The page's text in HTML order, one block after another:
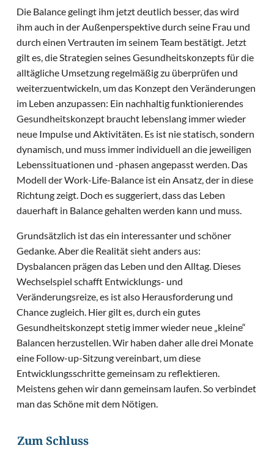
Die Balance gelingt ihm jetzt deutlich besser, das wird
ihm auch in der Außenperspektive durch seine Frau und
durch einen Vertrauten im seinem Team bestätigt. Jetzt
gilt es, die Strategien seines Gesundheitskonzepts für die
alltägliche Umsetzung regelmäßig zu überprüfen und
weiterzuentwickeln, um das Konzept den Veränderungen
im Leben anzupassen: Ein nachhaltig funktionierendes
Gesundheitskonzept braucht lebenslang immer wieder
neue Impulse und Aktivitäten. Es ist nie statisch, sondern
dynamisch, und muss immer individuell an die jeweiligen
Lebenssituationen und -phasen angepasst werden. Das
Modell der Work-Life-Balance ist ein Ansatz, der in diese
Richtung zeigt. Doch es suggeriert, dass das Leben
dauerhaft in Balance gehalten werden kann und muss.
Grundsätzlich ist das ein interessanter und schöner
Gedanke. Aber die Realität sieht anders aus:
Dysbalancen prägen das Leben und den Alltag. Dieses
Wechselspiel schafft Entwicklungs- und
Veränderungsreize, es ist also Herausforderung und
Chance zugleich. Hier gilt es, durch ein gutes
Gesundheitskonzept stetig immer wieder neue „kleine“
Balancen herzustellen. Wir haben daher alle drei Monate
eine Follow-up-Sitzung vereinbart, um diese
Entwicklungsschritte gemeinsam zu reflektieren.
Meistens gehen wir dann gemeinsam laufen. So verbindet
man das Schöne mit dem Nötigen.
Zum Schluss